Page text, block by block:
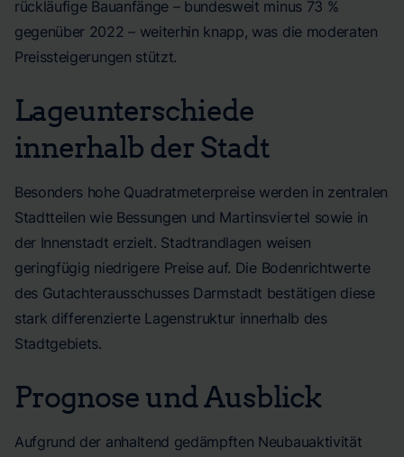
rückläufige Bauanfänge – bundesweit minus 73 %
gegenüber 2022 – weiterhin knapp, was die moderaten
Preissteigerungen stützt.
Lageunterschiede
innerhalb der Stadt
Besonders hohe Quadratmeterpreise werden in zentralen
Stadtteilen wie Bessungen und Martinsviertel sowie in
der Innenstadt erzielt. Stadtrandlagen weisen
geringfügig niedrigere Preise auf. Die Bodenrichtwerte
des Gutachterausschusses Darmstadt bestätigen diese
stark differenzierte Lagenstruktur innerhalb des
Stadtgebiets.
Prognose und Ausblick
Aufgrund der anhaltend gedämpften Neubauaktivität